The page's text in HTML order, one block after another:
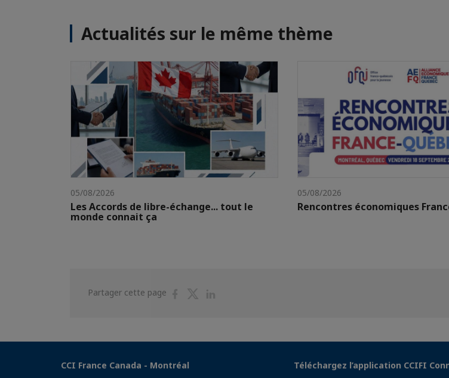
Actualités sur le même thème
05/08/2026
Les Accords de libre-échange... tout le
monde connait ça
05/08/2026
Rencontres économiques
Partager cette page
PartagerPartager
CCI France Canada - Montréal Téléchargez l’application CCIFI